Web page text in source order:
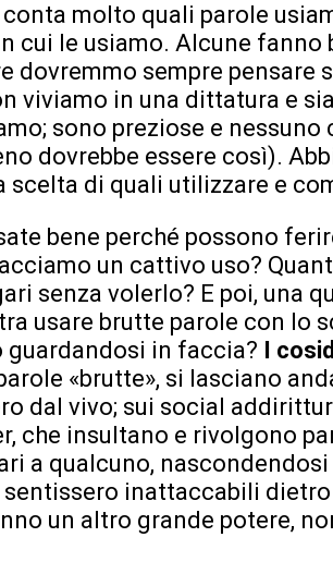
molto quali parole
cui le usiamo. Alcune fanno
dovremmo sempre pensare
viviamo in una dittatura e
sono preziose e nessuno
dovrebbe essere così).
di quali utilizzare e
bene perché possono
un cattivo uso?
senza volerlo? E poi, una
usare brutte parole con lo
in faccia?
I
«brutte», si lasciano
dal vivo; sui social
che insultano e rivolgono
a qualcuno,
sentissero inattaccabili
un altro grande potere,